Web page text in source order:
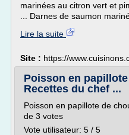
marinées au citron vert et
... Darnes de saumon
Lire la suite
Site : https://
Poisson en
Recettes du chef ...
Poisson en papillote de
de 3 votes
Vote utilisateur: 5 / 5